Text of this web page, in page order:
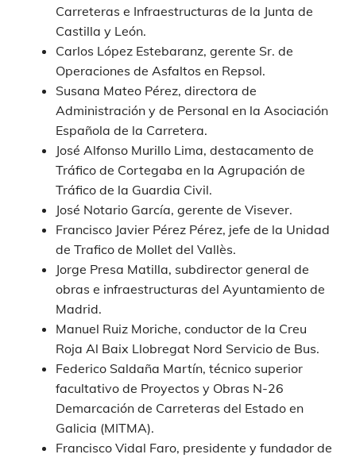
Carreteras e Infraestructuras de la Junta de
Castilla y León.
Carlos López Estebaranz, gerente Sr. de
Operaciones de Asfaltos en Repsol.
Susana Mateo Pérez, directora de
Administración y de Personal en la Asociación
Española de la Carretera.
José Alfonso Murillo Lima, destacamento de
Tráfico de Cortegaba en la Agrupación de
Tráfico de la Guardia Civil.
José Notario García, gerente de Visever.
Francisco Javier Pérez Pérez, jefe de la Unidad
de Trafico de Mollet del Vallès.
Jorge Presa Matilla, subdirector general de
obras e infraestructuras del Ayuntamiento de
Madrid.
Manuel Ruiz Moriche, conductor de la Creu
Roja Al Baix Llobregat Nord Servicio de Bus.
Federico Saldaña Martín, técnico superior
facultativo de Proyectos y Obras N-26
Demarcación de Carreteras del Estado en
Galicia (MITMA).
Francisco Vidal Faro, presidente y fundador de